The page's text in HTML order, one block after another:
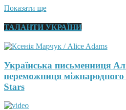
Показати ще
ТАЛАНТИ УКРАЇНИ
Українська письменниця
переможниця
Stars